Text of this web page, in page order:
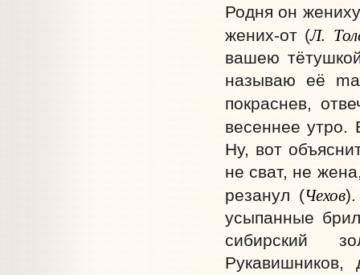
Родня он
жених-от (Л.
вашею
называю её
покраснев,
весеннее
Ну, вот
не сват, не
резанул (Чехов
усыпанные
сибирский